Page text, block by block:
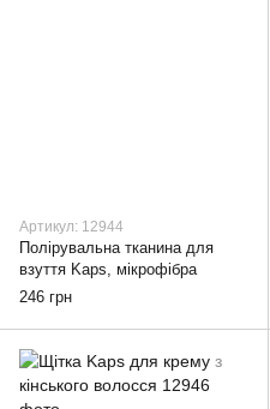
Артикул: 12944
Полірувальна тканина для
взуття Kaps, мікрофібра
246 грн